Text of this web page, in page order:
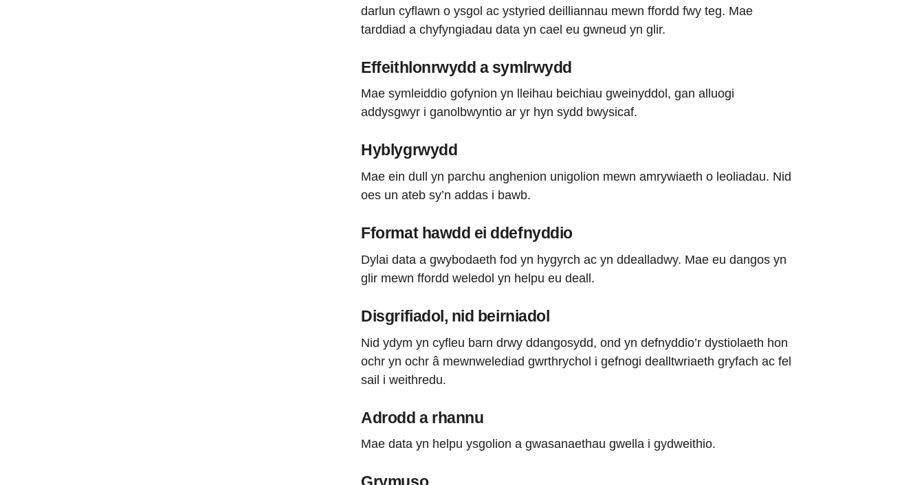
darlun cyflawn o ysgol ac ystyried deilliannau mewn ffordd fwy teg. Mae
tarddiad a chyfyngiadau data yn cael eu gwneud yn glir.
Effeithlonrwydd a symlrwydd
Mae symleiddio gofynion yn lleihau beichiau gweinyddol, gan alluogi
addysgwyr i ganolbwyntio ar yr hyn sydd bwysicaf.
Hyblygrwydd
Mae ein dull yn parchu anghenion unigolion mewn amrywiaeth o leoliadau. Nid
oes un ateb sy’n addas i bawb.
Fformat hawdd ei ddefnyddio
Dylai data a gwybodaeth fod yn hygyrch ac yn ddealladwy. Mae eu dangos yn
glir mewn ffordd weledol yn helpu eu deall.
Disgrifiadol, nid beirniadol
Nid ydym yn cyfleu barn drwy ddangosydd, ond yn defnyddio’r dystiolaeth hon
ochr yn ochr â mewnwelediad gwrthrychol i gefnogi dealltwriaeth gryfach ac fel
sail i weithredu.
Adrodd a rhannu
Mae data yn helpu ysgolion a gwasanaethau gwella i gydweithio.